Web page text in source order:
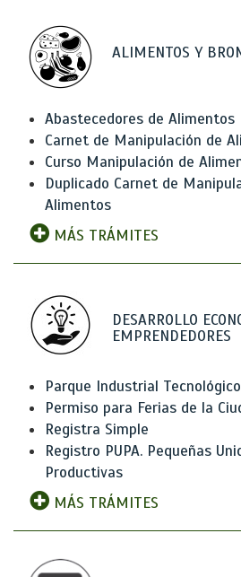
ALIMENTOS Y
Abastecedores de Alimentos
Carnet de Manipulación de
Curso Manipulación de
Duplicado Carnet de
Alimentos
MÁS TRÁMITES
DESARROLLO
EMPRENDEDORES
Parque Industrial
Permiso para Ferias de la
Registra Simple
Registro PUPA. Pequeñas
Productivas
MÁS TRÁMITES